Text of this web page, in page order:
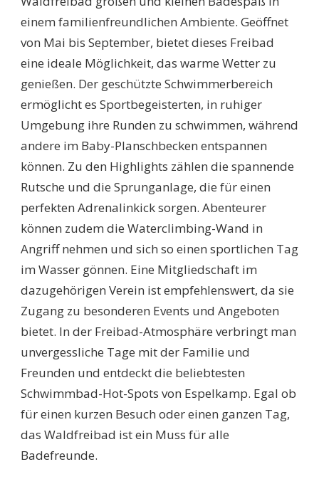
einem familienfreundlichen Ambiente. Geöffnet
von Mai bis September, bietet dieses Freibad
eine ideale Möglichkeit, das warme Wetter zu
genießen. Der geschützte Schwimmerbereich
ermöglicht es Sportbegeisterten, in ruhiger
Umgebung ihre Runden zu schwimmen, während
andere im Baby-Planschbecken entspannen
können. Zu den Highlights zählen die spannende
Rutsche und die Sprunganlage, die für einen
perfekten Adrenalinkick sorgen. Abenteurer
können zudem die Waterclimbing-Wand in
Angriff nehmen und sich so einen sportlichen Tag
im Wasser gönnen. Eine Mitgliedschaft im
dazugehörigen Verein ist empfehlenswert, da sie
Zugang zu besonderen Events und Angeboten
bietet. In der Freibad-Atmosphäre verbringt man
unvergessliche Tage mit der Familie und
Freunden und entdeckt die beliebtesten
Schwimmbad-Hot-Spots von Espelkamp. Egal ob
für einen kurzen Besuch oder einen ganzen Tag,
das Waldfreibad ist ein Muss für alle
Badefreunde.